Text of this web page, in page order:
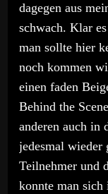
dagegen aus
schwach. Klar
man sollte hier
noch kommen
einen faden
Behind the
anderen auch in
jedesmal wieder
Teilnehmer und
konnte man sich